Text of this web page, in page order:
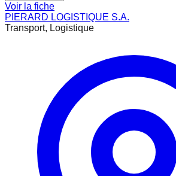
Voir la fiche
PIERARD LOGISTIQUE S.A.
Transport, Logistique